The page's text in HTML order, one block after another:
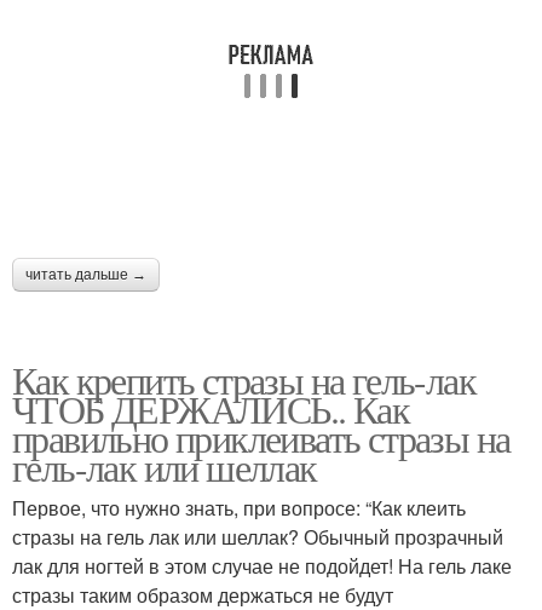
читать дальше →
Как крепить стразы на гель-лак
ЧТОБ ДЕРЖАЛИСЬ.. Как
правильно приклеивать стразы на
гель-лак или шеллак
Первое, что нужно знать, при вопросе: “Как клеить
стразы на гель лак или шеллак? Обычный прозрачный
лак для ногтей в этом случае не подойдет! На гель лаке
стразы таким образом держаться не будут